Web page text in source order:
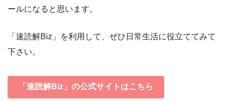
ールになると思います。
「速読解Biz」を利用して、ぜひ日常生活に役立ててみて
下さい。
「速読解Biz」の公式サイトはこちら